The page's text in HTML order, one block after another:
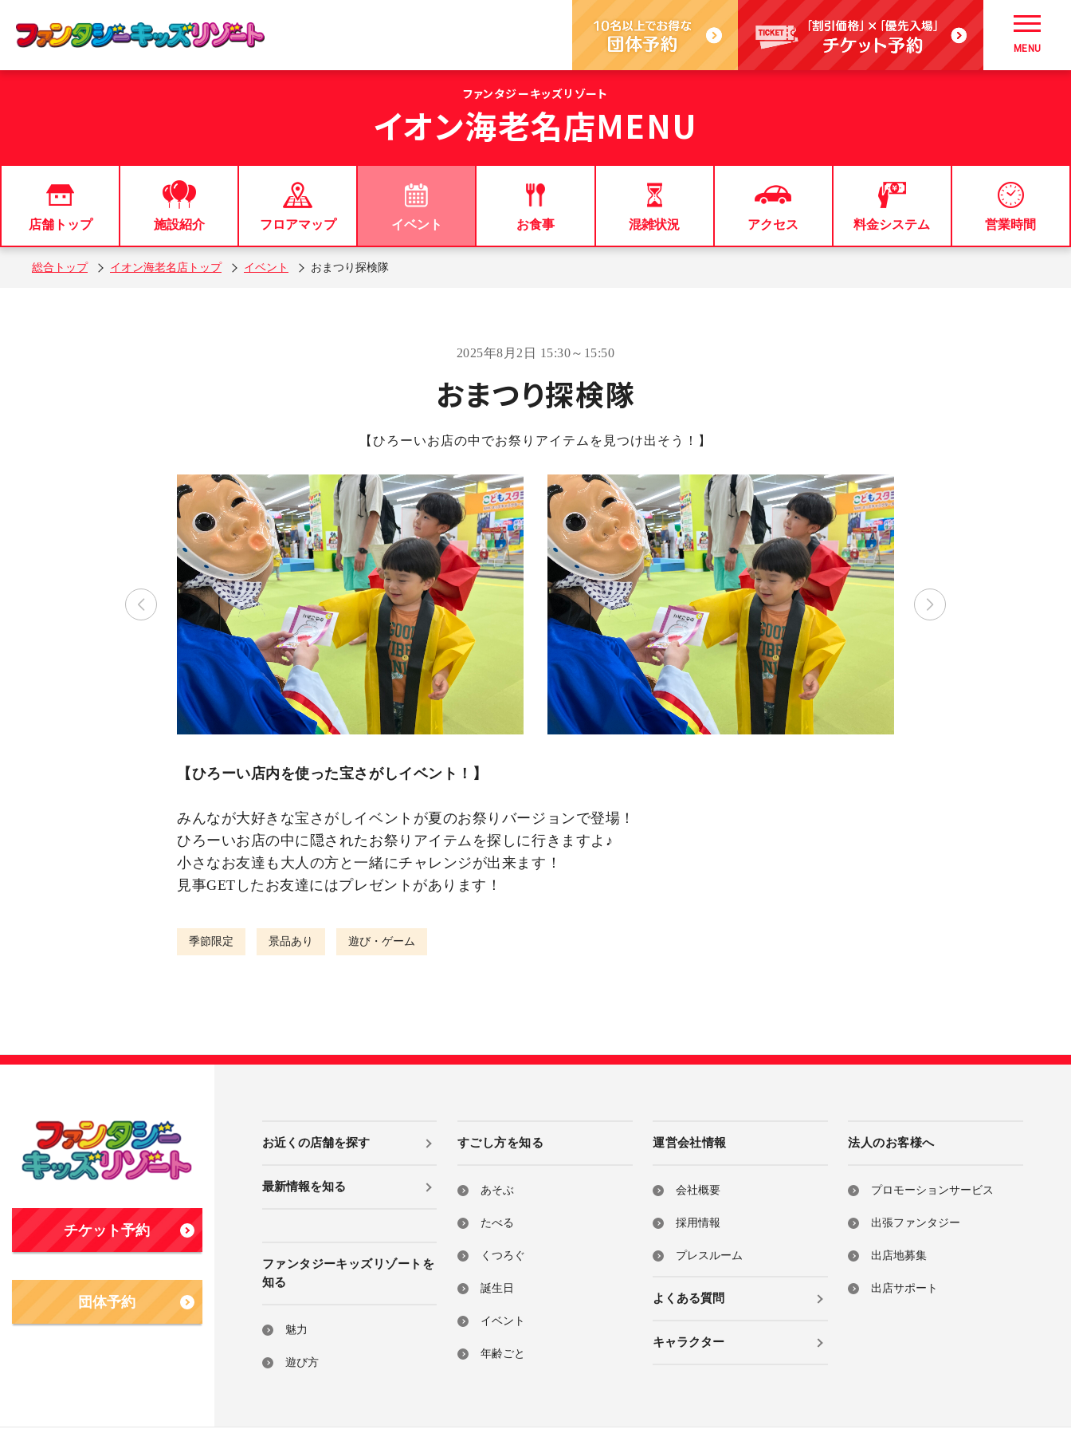
MENU
ファンタジーキッズリゾート
イオン海老名店MENU
店舗トップ 施設紹介 フロアマップ イベント お食事 混雑状況 アクセス 料金システム 営業時間
総合トップ イオン海老名店トップ イベント おまつり探検隊
2025年8月2日 15:30～15:50
おまつり探検隊
【ひろーいお店の中でお祭りアイテムを見つけ出そう！】
【ひろーい店内を使った宝さがしイベント！】
みんなが大好きな宝さがしイベントが夏のお祭りバージョンで登場！
ひろーいお店の中に隠されたお祭りアイテムを探しに行きますよ♪
小さなお友達も大人の方と一緒にチャレンジが出来ます！
見事GETしたお友達にはプレゼントがあります！
季節限定 景品あり 遊び・ゲーム
チケット予約
団体予約
お近くの店舗を探す
最新情報を知る
ファンタジーキッズリゾートを
知る
魅力
遊び方
すごし方を知る
あそぶ
たべる
くつろぐ
誕生日
イベント
年齢ごと
運営会社情報
会社概要
採用情報
プレスルーム
よくある質問
キャラクター
法人のお客様へ
プロモーションサービス
出張ファンタジー
出店地募集
出店サポート